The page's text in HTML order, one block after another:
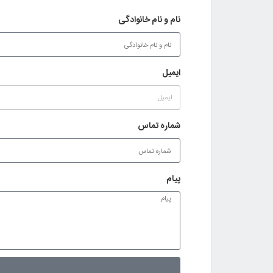
نام و نام خانوادگی
ایمیل
شماره تماس
پیام